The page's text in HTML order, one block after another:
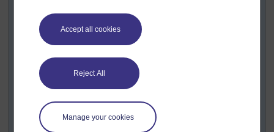
Accept all cookies
Reject All
Manage your cookies
Sasa, waketishe wanafunzi kukuzunguka. Waamuru
kufummba macho na kufikiria miaka mingi nyuma. Wao
wakitengeneza zana zao na kutafuta mahitaji yao kwa
kuishi. Waambie waendelee kufumba macho na kukariri
majibu vichwani kwa maswali yaliyo ulizwa.(baadae
utazungumzia kuhusu majibu). Waombe kuwaza
wakiamka. Wameamukia wapi? Nini kiliwalinda usiku?